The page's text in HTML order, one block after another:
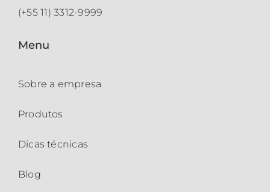
(+55 11) 3312-9999
Menu
Sobre a empresa
Produtos
Dicas técnicas
Blog